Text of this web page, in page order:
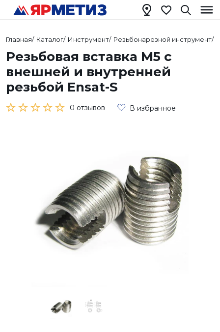
Главная/ Каталог/ Инструмент/ Резьбонарезной инструмент/
Резьбовая вставка М5 с
внешней и внутренней
резьбой Ensat-S
0 отзывов В избранное